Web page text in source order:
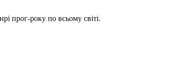
прог-року по всьому світі.